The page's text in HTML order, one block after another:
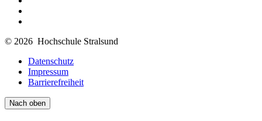
© 2026 Hochschule Stralsund
Datenschutz
Impressum
Barrierefreiheit
Nach oben